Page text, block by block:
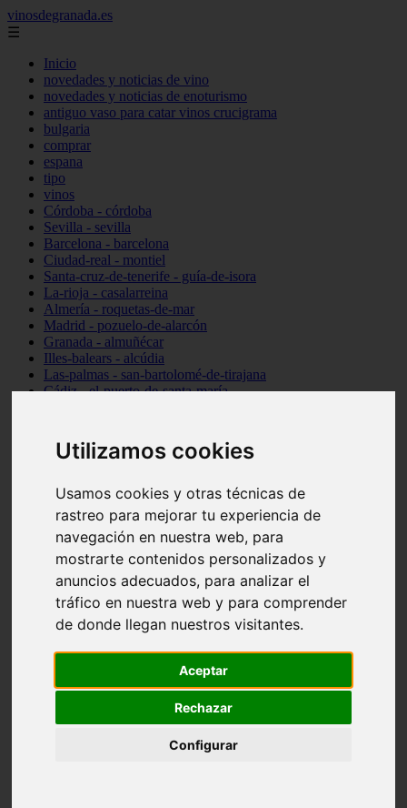
Utilizamos cookies
Usamos cookies y otras técnicas de
rastreo para mejorar tu experiencia de
navegación en nuestra web, para
mostrarte contenidos personalizados y
anuncios adecuados, para analizar el
tráfico en nuestra web y para comprender
de donde llegan nuestros visitantes.
Aceptar
Rechazar
Configurar
vinosdegranada.es
☰
Inicio
novedades y noticias de vino
novedades y noticias de enoturismo
antiguo vaso para catar vinos crucigrama
bulgaria
comprar
espana
tipo
vinos
Córdoba - córdoba
Sevilla - sevilla
Barcelona - barcelona
Ciudad-real - montiel
Santa-cruz-de-tenerife - guía-de-isora
La-rioja - casalarreina
Almería - roquetas-de-mar
Madrid - pozuelo-de-alarcón
Granada - almuñécar
Illes-balears - alcúdia
Las-palmas - san-bartolomé-de-tirajana
Cádiz - el-puerto-de-santa-maría
Santa-cruz-de-tenerife - los-llanos-de-aridane
Cantabria - suances
Granada - monachil
Huesca - isábena
Huesca - alquézar
Huesca - castejón-de-sos
Sevilla - marinaleda
Córdoba - almedinilla
Navarra - zangoza
Cantabria - arenas-de-iguña
Barcelona - la-pobla-de-lillet
Las-palmas - yaiza
Valladolid - fuensaldaña